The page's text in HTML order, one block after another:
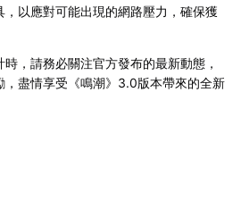
，以應對可能出現的網路壓力，確保獲
，請務必關注官方發布的最新動態，
，盡情享受《鳴潮》3.0版本帶來的全新